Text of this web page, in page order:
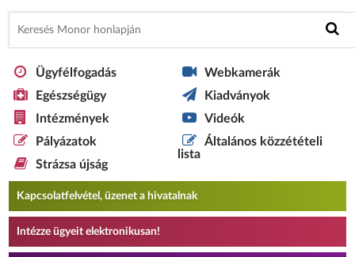
Ügyfélfogadás
Egészségügy
Intézmények
Pályázatok
Strázsa újság
Webkamerák
Kiadványok
Videók
Általános közzétételi
lista
Kapcsolatfelvétel, üzenet a hivatalnak
Intézze ügyeit elektronikusan!